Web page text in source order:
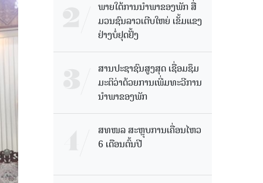
ພາຍໃຕ້ການນໍາພາຂອງພັກ ສື່
ມວນຊົນລາວເຕີບໃຫຍ່ ເຂັ້ມແຂງ
ຢ່າງບໍ່ຢຸດຢັ້ງ
ສານປະຊາຊົນສູງສຸດ ເຊື່ອມຊຶມ
ມະຕິວ່າດ້ວຍການເພີ່ມທະວີການ
ນຳພາຂອງພັກ
ສທໜລ ສະຫຼຸບການເຄື່ອນໄຫວ
6 ເດືອນຕົ້ນປີ